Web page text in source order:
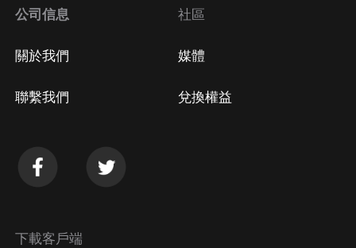
公司信息
關於我們
聯繫我們
社區
媒體
兌換權益
下載客戶端